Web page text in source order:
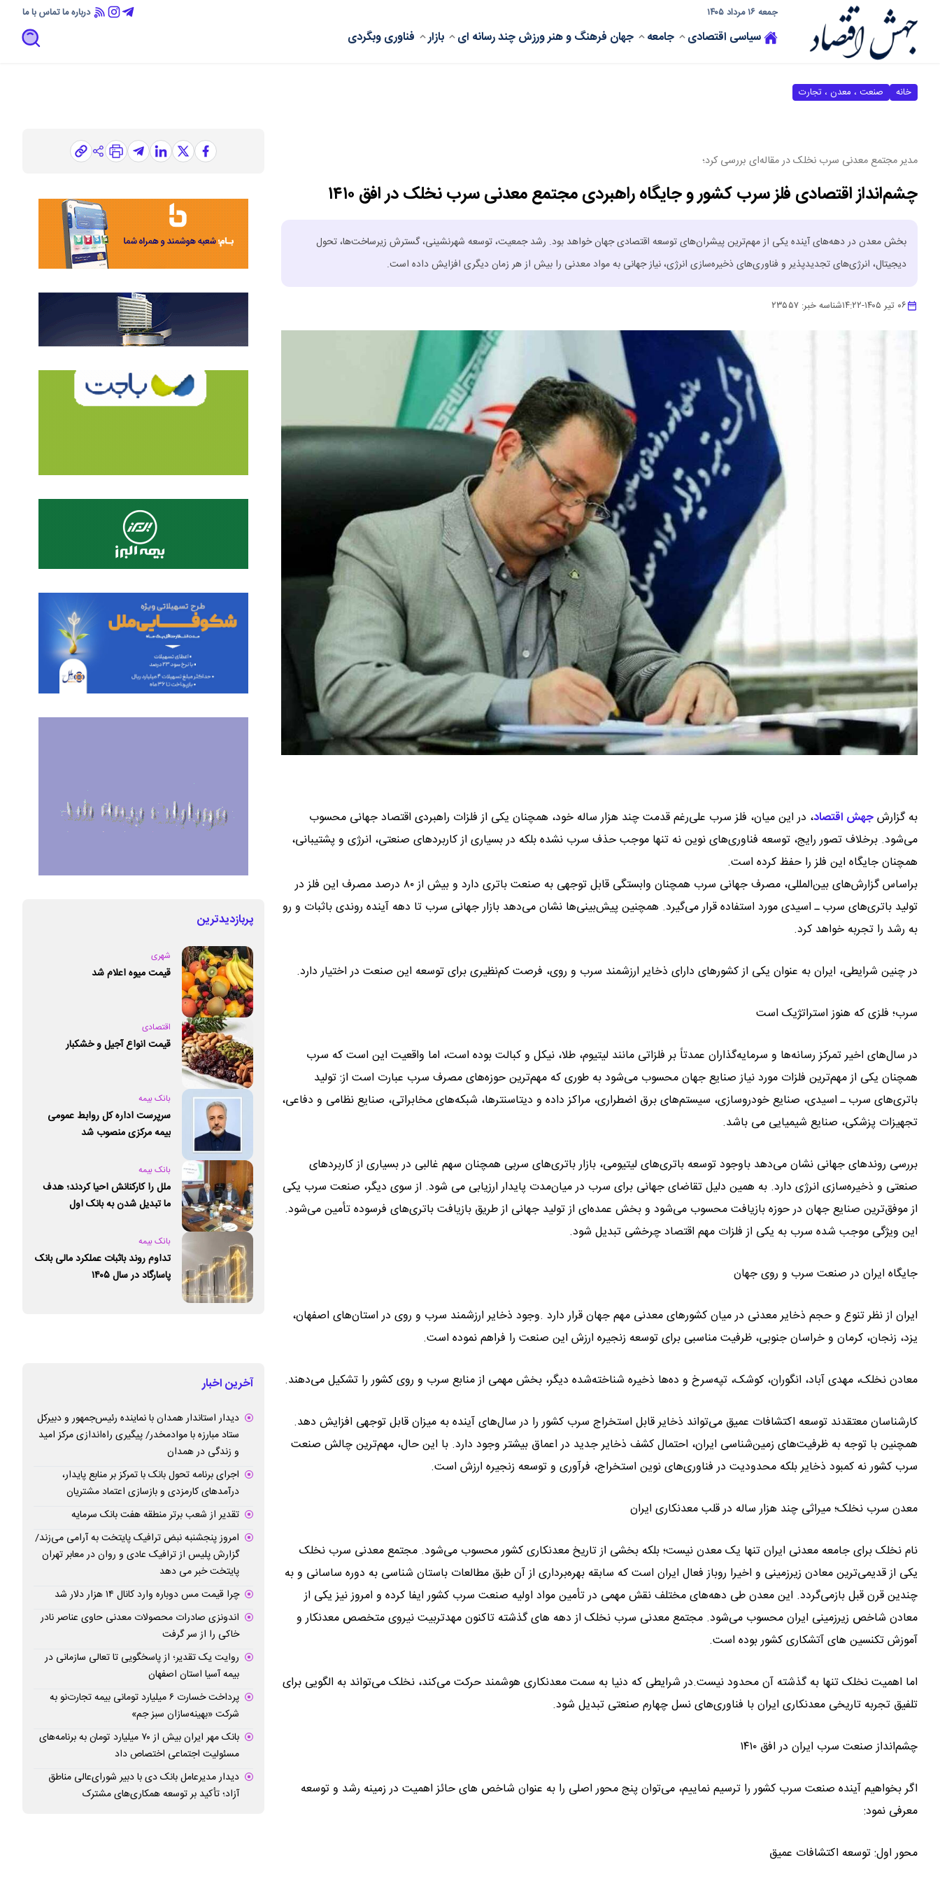
جمعه ۱۶ مرداد ۱۴۰۵ درباره ماتماس با ما
سیاسی اقتصادی جامعه جهان فرهنگ و هنرورزشچند رسانه ای بازار فناوریوبگردی
خانه صنعت ، معدن ، تجارت
مدیر مجتمع معدنی سرب نخلک در مقاله‌ای بررسی کرد؛
چشم‌انداز اقتصادی فلز سرب کشور و جایگاه راهبردی مجتمع معدنی سرب نخلک در افق ۱۴۱۰
بخش معدن در دهه‌های آینده یکی از مهم‌ترین پیشران‌های توسعه اقتصادی جهان خواهد بود. رشد جمعیت، توسعه شهرنشینی، گسترش زیرساخت‌ها، تحول
دیجیتال، انرژی‌های تجدیدپذیر و فناوری‌های ذخیره‌سازی انرژی، نیاز جهانی به مواد معدنی را بیش از هر زمان دیگری افزایش داده است.
۰۶ تیر ۱۴۰۵ -۱۴:۲۲شناسه خبر: ۲۳۵۵۷
به گزارشجهش اقتصاد، در این میان، فلز سرب علی‌رغم قدمت چند هزار ساله خود، همچنان یکی از فلزات راهبردی اقتصاد جهانی محسوب
می‌شود. برخلاف تصور رایج، توسعه فناوری‌های نوین نه تنها موجب حذف سرب نشده بلکه در بسیاری از کاربردهای صنعتی، انرژی و پشتیبانی،
همچنان جایگاه این فلز را حفظ کرده است.
براساس گزارش‌های بین‌المللی، مصرف جهانی سرب همچنان وابستگی قابل توجهی به صنعت باتری دارد و بیش از ۸۰ درصد مصرف این فلز در
تولید باتری‌های سرب ـ اسیدی مورد استفاده قرار می‌گیرد. همچنین پیش‌بینی‌ها نشان می‌دهد بازار جهانی سرب تا دهه آینده روندی باثبات و رو
به رشد را تجربه خواهد کرد.
در چنین شرایطی، ایران به عنوان یکی از کشورهای دارای ذخایر ارزشمند سرب و روی، فرصت کم‌نظیری برای توسعه این صنعت در اختیار دارد.
سرب؛ فلزی که هنوز استراتژیک است
در سال‌های اخیر تمرکز رسانه‌ها و سرمایه‌گذاران عمدتاً بر فلزاتی مانند لیتیوم، طلا، نیکل و کبالت بوده است، اما واقعیت این است که سرب
همچنان یکی از مهم‌ترین فلزات مورد نیاز صنایع جهان محسوب می‌شود به طوری که مهم‌ترین حوزه‌های مصرف سرب عبارت است از: تولید
باتری‌های سرب ـ اسیدی، صنایع خودروسازی، سیستم‌های برق اضطراری، مراکز داده و دیتاسنترها، شبکه‌های مخابراتی، صنایع نظامی و دفاعی،
تجهیزات پزشکی، صنایع شیمیایی می باشد.
بررسی روندهای جهانی نشان می‌دهد باوجود توسعه باتری‌های لیتیومی، بازار باتری‌های سربی همچنان سهم غالبی در بسیاری از کاربردهای
صنعتی و ذخیره‌سازی انرژی دارد. به همین دلیل تقاضای جهانی برای سرب در میان‌مدت پایدار ارزیابی می شود. از سوی دیگر، صنعت سرب یکی
از موفق‌ترین صنایع جهان در حوزه بازیافت محسوب می‌شود و بخش عمده‌ای از تولید جهانی از طریق بازیافت باتری‌های فرسوده تأمین می‌شود.
این ویژگی موجب شده سرب به یکی از فلزات مهم اقتصاد چرخشی تبدیل شود.
جایگاه ایران در صنعت سرب و روی جهان
ایران از نظر تنوع و حجم ذخایر معدنی در میان کشورهای معدنی مهم جهان قرار دارد .وجود ذخایر ارزشمند سرب و روی در استان‌های اصفهان،
یزد، زنجان، کرمان و خراسان جنوبی، ظرفیت مناسبی برای توسعه زنجیره ارزش این صنعت را فراهم نموده است.
معادن نخلک، مهدی آباد، انگوران، کوشک، تپه‌سرخ و ده‌ها ذخیره شناخته‌شده دیگر، بخش مهمی از منابع سرب و روی کشور را تشکیل می‌دهند.
کارشناسان معتقدند توسعه اکتشافات عمیق می‌تواند ذخایر قابل استخراج سرب کشور را در سال‌های آینده به میزان قابل توجهی افزایش دهد.
همچنین با توجه به ظرفیت‌های زمین‌شناسی ایران، احتمال کشف ذخایر جدید در اعماق بیشتر وجود دارد. با این حال، مهم‌ترین چالش صنعت
سرب کشور نه کمبود ذخایر بلکه محدودیت در فناوری‌های نوین استخراج، فرآوری و توسعه زنجیره ارزش است.
معدن سرب نخلک؛ میراثی چند هزار ساله در قلب معدنکاری ایران
نام نخلک برای جامعه معدنی ایران تنها یک معدن نیست؛ بلکه بخشی از تاریخ معدنکاری کشور محسوب می‌شود. مجتمع معدنی سرب نخلک
یکی از قدیمی‌ترین معادن زیرزمینی و اخیرا روباز فعال ایران است که سابقه بهره‌برداری از آن طبق مطالعات باستان شناسی به دوره ساسانی و به
چندین قرن قبل بازمی‌گردد. این معدن طی دهه‌های مختلف نقش مهمی در تأمین مواد اولیه صنعت سرب کشور ایفا کرده و امروز نیز یکی از
معادن شاخص زیرزمینی ایران محسوب می‌شود. مجتمع معدنی سرب نخلک از دهه های گذشته تاکنون مهدتربیت نیروی متخصص معدنکار و
آموزش تکنسین های آتشکاری کشور بوده است.
اما اهمیت نخلک تنها به گذشته آن محدود نیست.در شرایطی که دنیا به سمت معدنکاری هوشمند حرکت می‌کند، نخلک می‌تواند به الگویی برای
تلفیق تجربه تاریخی معدنکاری ایران با فناوری‌های نسل چهارم صنعتی تبدیل شود.
چشم‌انداز صنعت سرب ایران در افق ۱۴۱۰
اگر بخواهیم آینده صنعت سرب کشور را ترسیم نماییم، می‌توان پنج محور اصلی را به عنوان شاخص های حائز اهمیت در زمینه رشد و توسعه
معرفی نمود:
محور اول: توسعه اکتشافات عمیق
پربازدیدترین
شهری
قیمت میوه اعلام شد
اقتصادی
قیمت انواع آجیل و خشکبار
بانک بیمه
سرپرست اداره کل روابط عمومی
بیمه مرکزی منصوب شد
بانک بیمه
ملل را کارکنانش احیا کردند؛ هدف
ما تبدیل شدن به بانک اول
بانک بیمه
تداوم روند باثبات عملکرد مالی بانک
پاسارگاد در سال ۱۴۰۵
آخرین اخبار
دیدار استاندار همدان با نماینده رئیس‌جمهور و دبیرکل
ستاد مبارزه با موادمخدر/ پیگیری راه‌اندازی مرکز امید
و زندگی در همدان
اجرای برنامه تحول بانک با تمرکز بر منابع پایدار،
درآمدهای کارمزدی و بازسازی اعتماد مشتریان
تقدیر از شعب برتر منطقه هفت بانک سرمایه
امروز پنجشنبه نبض ترافیک پایتخت به آرامی می‌زند/
گزارش پلیس از ترافیک عادی و روان در معابر تهران
پایتخت خبر می دهد
چرا قیمت مس دوباره وارد کانال ۱۴ هزار دلار شد
اندونزی صادرات محصولات معدنی حاوی عناصر نادر
خاکی را از سر گرفت
روایت یک تقدیر؛ از پاسخگویی تا تعالی سازمانی در
بیمه آسیا استان اصفهان
پرداخت خسارت ۶ میلیارد تومانی بیمه تجارت‌نو به
شرکت «بهینه‌سازان سبز جم»
بانک مهر ایران بیش از ۷۰ میلیارد تومان به برنامه‌های
مسئولیت اجتماعی اختصاص داد
دیدار مدیرعامل بانک دی با دبیر شورای‌عالی مناطق
آزاد؛ تأکید بر توسعه همکاری‌های مشترک